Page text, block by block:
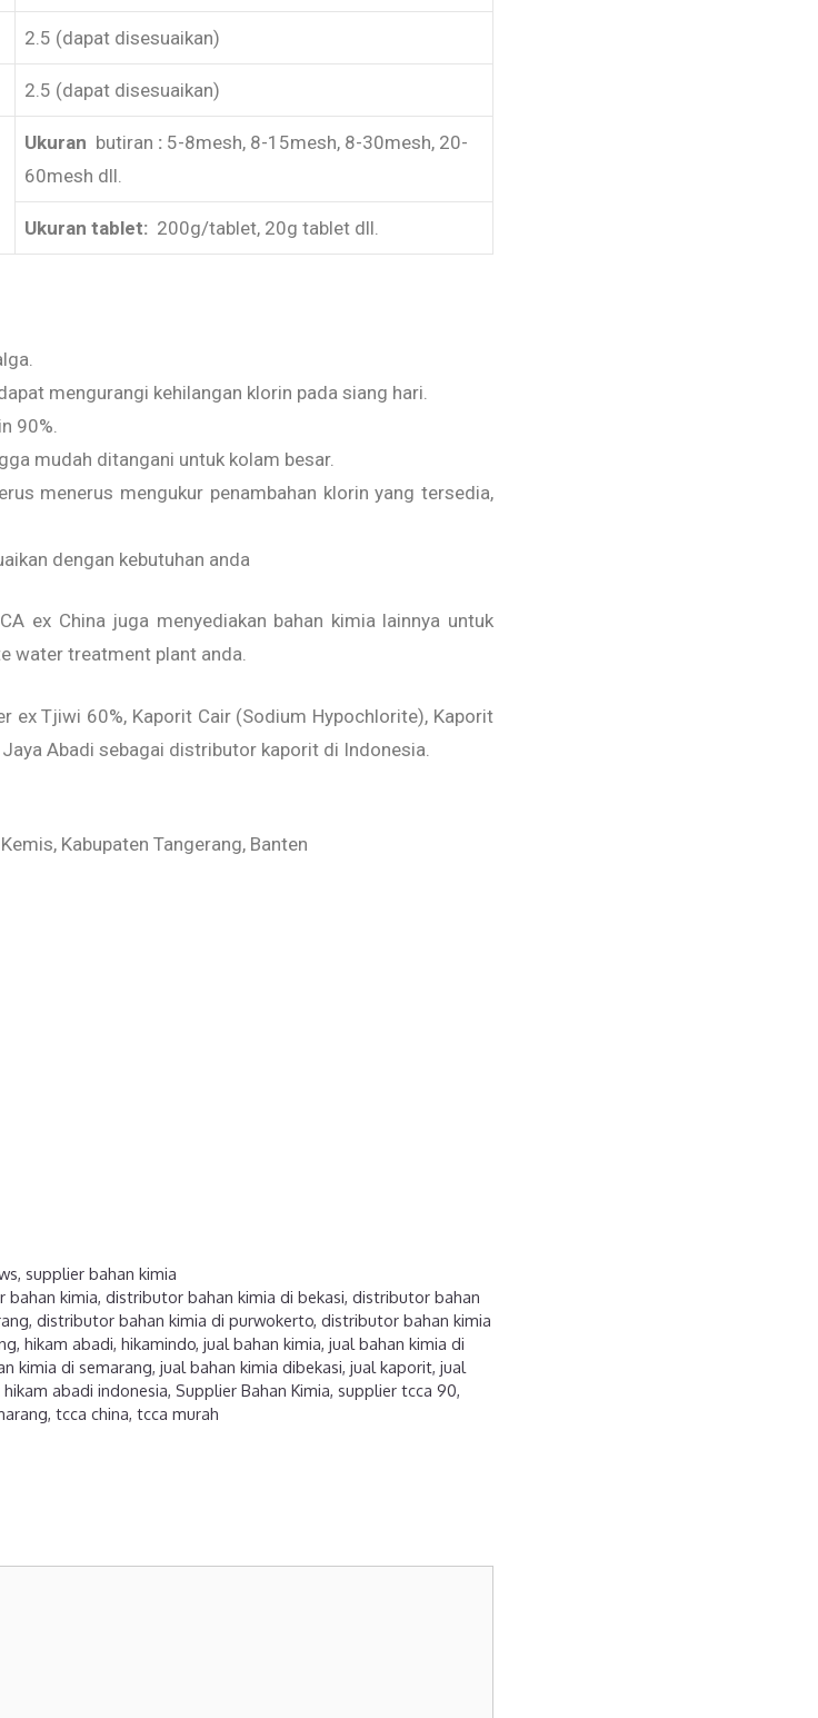
2.5 (dapat disesuaikan)
2.5 (dapat disesuaikan)
Ukuran butiran : 5-8mesh, 8-15mesh, 8-30mesh, 20-
60mesh dll.
Ukuran tablet: 200g/tablet, 20g tablet dll.
mengurangi kehilangan klorin pada siang hari.
90%.
mudah ditangani untuk kolam besar.
menerus mengukur penambahan klorin yang tersedia,
dengan kebutuhan anda
ex China juga menyediakan bahan kimia lainnya untuk
water treatment plant anda.
ex Tjiwi 60%, Kaporit Cair (Sodium Hypochlorite), Kaporit
Abadi sebagai distributor kaporit di Indonesia.
Kabupaten Tangerang, Banten
,supplier bahan kimia
bahan kimia,distributor bahan kimia di bekasi,distributor bahan
, distributor bahan kimia di purwokerto, distributor bahan kimia
, hikam abadi, hikamindo, jual bahan kimia, jual bahan kimia di
kimia di semarang, jual bahan kimia dibekasi, jual kaporit, jual
abadi indonesia, Supplier Bahan Kimia, supplier tcca 90,
, tcca china, tcca murah